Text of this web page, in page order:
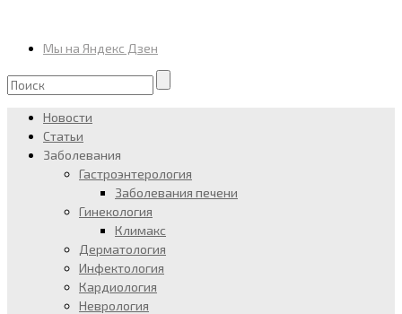
Мы на Яндекс Дзен
Новости
Статьи
Заболевания
Гастроэнтерология
Заболевания печени
Гинекология
Климакс
Дерматология
Инфектология
Кардиология
Неврология